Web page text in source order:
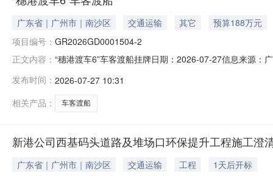
广东省｜广州市｜南沙区 交通运输 其它
预算188万元
项目编号： GR2026GD0001504-2
正文内容： “穗港渡车6”车客渡船挂牌日期：2026-07-27信息来源：
17:00前完成受让申请手续（含提交《资产受让申请书》
发布时间： 2026-07-27 10:31
相关产品：
车客渡船
新港公司西基码头道路及堆场口环保提升工程施工澄
广东省｜广州市｜南沙区 交通运输 工程
1天后开标